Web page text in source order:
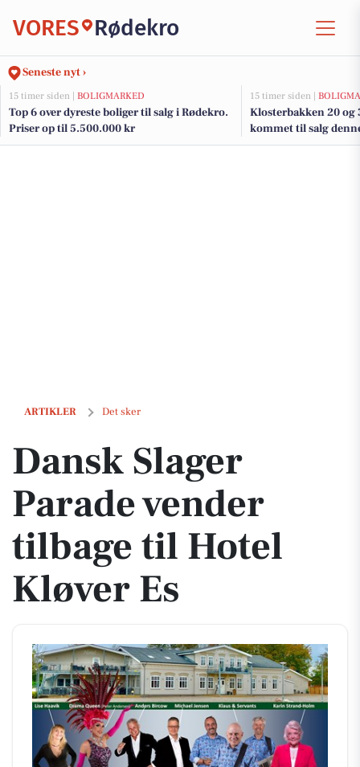
VORES Rødekro
Seneste nyt ›
15 timer siden | BOLIGMARKED
Top 6 over dyreste boliger til salg i Rødekro.
Priser op til 5.500.000 kr
15 timer siden |
Klosterbakken 20 og
kommet til salg
boligerne her.
ARTIKLER Det sker
Dansk Slager Parade vender tilbage til Hotel Kløver Es
Dansk Slager
Parade vender
tilbage til Hotel
Kløver Es